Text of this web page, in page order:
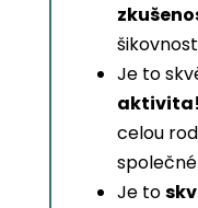
Je to
aktivita!
celou
Je to